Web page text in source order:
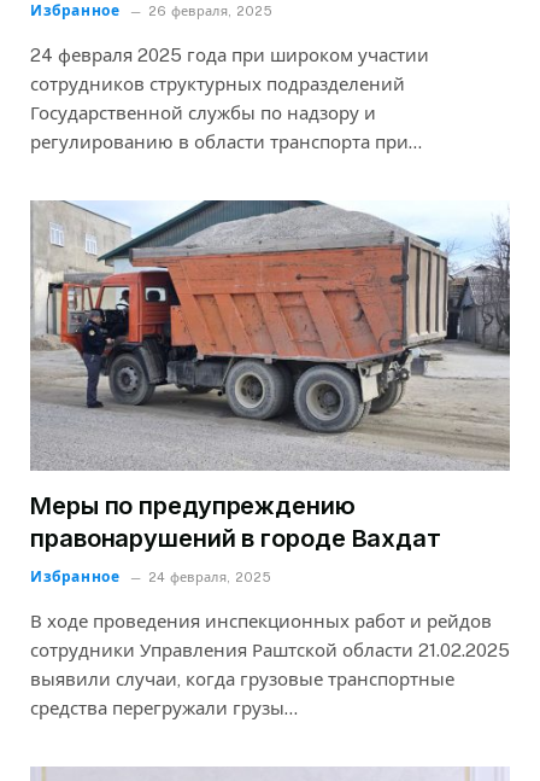
Избранное 26 февраля, 2025
24 февраля 2025 года при широком участии
сотрудников структурных подразделений
Государственной службы по надзору и
регулированию в области транспорта при…
Меры по предупреждению
правонарушений в городе Вахдат
Избранное 24 февраля, 2025
В ходе проведения инспекционных работ и рейдов
сотрудники Управления Раштской области 21.02.2025
выявили случаи, когда грузовые транспортные
средства перегружали грузы…